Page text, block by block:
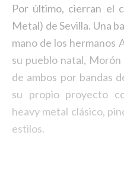
Por último, cierran el
Metal) de Sevilla. Una
mano de los hermanos
su pueblo natal,
de ambos por bandas
su propio proyecto
heavy metal clásico,
estilos.